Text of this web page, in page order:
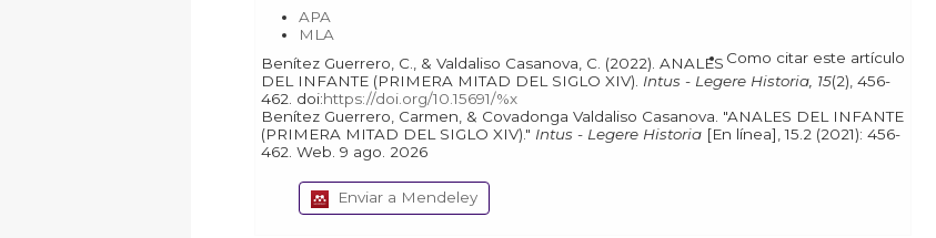
APA
MLA
Como citar este artículo
Benítez Guerrero, C., & Valdaliso Casanova, C. (2022). ANALES
DEL INFANTE (PRIMERA MITAD DEL SIGLO XIV). Intus - Legere Historia, 15(2), 456-
462. doi:https://doi.org/10.15691/%x
Benítez Guerrero, Carmen, & Covadonga Valdaliso Casanova. "ANALES DEL INFANTE
(PRIMERA MITAD DEL SIGLO XIV)." Intus - Legere Historia [En línea], 15.2 (2021): 456-
462. Web. 9 ago. 2026
Enviar a Mendeley